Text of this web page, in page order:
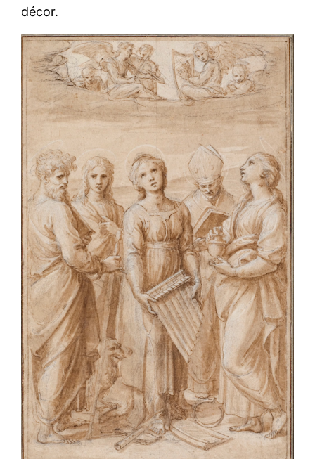
décor.